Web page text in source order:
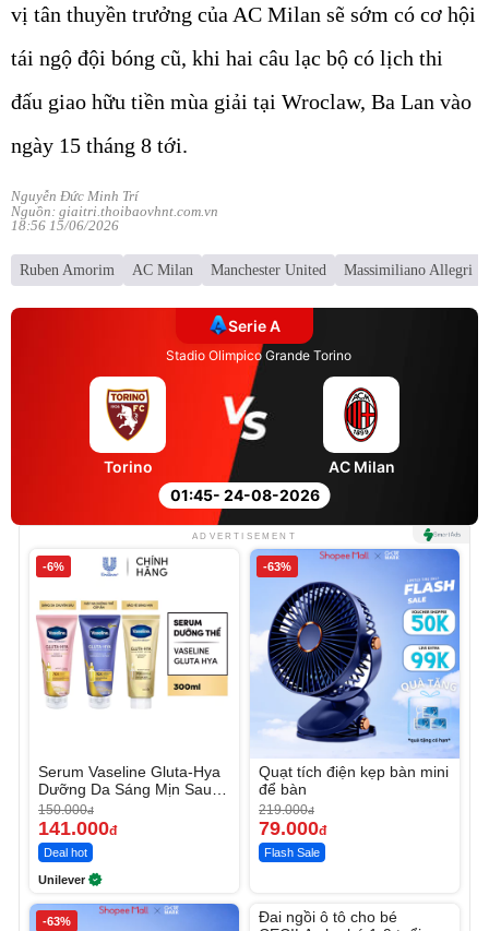
vị tân thuyền trưởng của AC Milan sẽ sớm có cơ hội
tái ngộ đội bóng cũ, khi hai câu lạc bộ có lịch thi
đấu giao hữu tiền mùa giải tại Wroclaw, Ba Lan vào
ngày 15 tháng 8 tới.
Nguyễn Đức Minh Trí
Nguồn: giaitri.thoibaovhnt.com.vn
18:56 15/06/2026
Ruben Amorim AC Milan Manchester United Massimiliano Allegri
Serie A
Stadio Olimpico Grande Torino
01:45- 24-08-2026
Torino AC Milan
ADVERTISEMENT
-6%
Serum Vaseline Gluta-Hya
Dưỡng Da Sáng Mịn Sau 7
Ngày
150.000đ
141.000đ
Deal hot
Unilever
-63%
Quạt tích điện kẹp bàn mini
để bàn
219.000đ
79.000đ
Flash Sale
-63%
Đai ngồi ô tô cho bé